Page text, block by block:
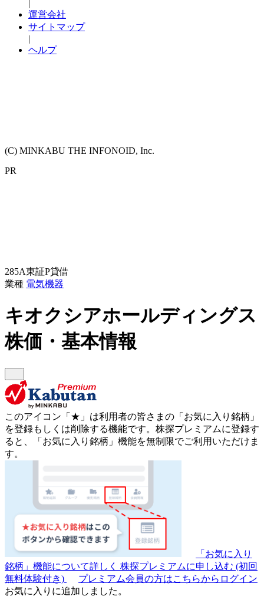
|
運営会社
サイトマップ
|
ヘルプ
(C) MINKABU THE INFONOID, Inc.
PR
285A東証P貸借
業種 電気機器
キオクシアホールディングス
株価・基本情報
このアイコン 「★」 は利用者の皆さまの 「お気に入り銘柄」
を登録もしくは削除する機能です。 株探プレミアムに登録す
ると、「お気に入り銘柄」機能を無制限でご利用いただけま
す。
「お気に入り
銘柄」機能について詳しく 株探プレミアムに申し込む (初回
無料体験付き)
プレミアム会員の方はこちらからログイン
お気に入りに追加しました。